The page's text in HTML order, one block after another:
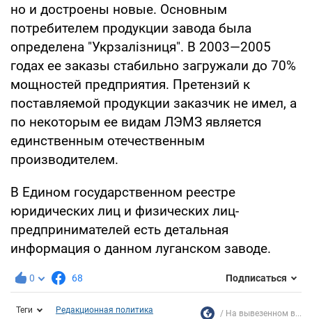
но и достроены новые. Основным
потребителем продукции завода была
определена "Укрзалізниця". В 2003—2005
годах ее заказы стабильно загружали до 70%
мощностей предприятия. Претензий к
поставляемой продукции заказчик не имел, а
по некоторым ее видам ЛЭМЗ является
единственным отечественным
производителем.
В Едином государственном реестре
юридических лиц и физических лиц-
предпринимателей есть детальная
информация о данном луганском заводе.
0 68 Подписаться
Теги Редакционная политика На вывезенном в...